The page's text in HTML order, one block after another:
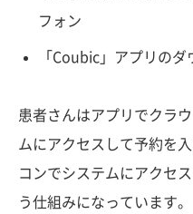
フォン
「Coubic」アプリの
患者さんはアプリでクラ
ムにアクセスして予約を
コンでシステムにアクセ
う仕組みになっています。